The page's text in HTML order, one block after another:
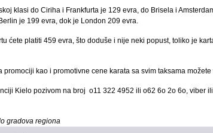
klasi do Ciriha i Frankfurta je 129 evra, do Brisela i
je 199 evra, dok je London 209 evra.
ćete platiti 459 evra, što doduše i nije neki popust, toliko je
promociji kao i promotivne cene karata sa svim taksama
Kielo pozivom na broj o11 322 4952 ili o62 6o 2o 6o, viber
gradova regiona